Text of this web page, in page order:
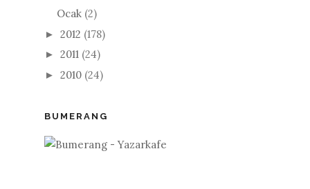
Ocak (2)
► 2012 (178)
► 2011 (24)
► 2010 (24)
BUMERANG